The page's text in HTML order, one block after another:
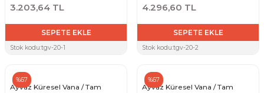
3.203,64 TL
SEPETE EKLE
Stok kodu:tgv-20-1
4.296,60 TL
SEPETE EKLE
Stok kodu:tgv-20-2
Ayvaz Küresel Vana / Tam
%67
Ayvaz Küresel Vana / Tam
%67